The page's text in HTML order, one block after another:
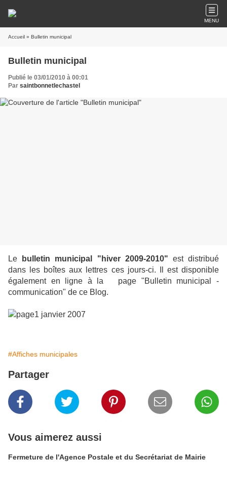
MENU
Accueil » Bulletin municipal
Bulletin municipal
Publié le 03/01/2010 à 00:01
Par saintbonnetlechastel
Le bulletin municipal "hiver 2009-2010" est distribué
dans les boîtes aux lettres ces jours-ci. Il est disponible
également en ligne à la page "Bulletin municipal -
communication" de ce Blog.
#Affiches municipales
Partager
Vous aimerez aussi
Fermeture de l'Agence Postale et du Secrétariat de Mairie